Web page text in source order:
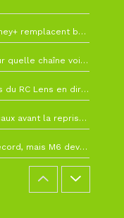
La Liga change de diffuseur : DAZN et Disney+ remplacent beIN Sports !
RC Lens – Villarreal : à quelle heure et sur quelle chaîne voir la finale de la Como Cup ?
Como Cup : comment regarder les matchs du RC Lens en direct ?
Ligue 1+ diffusera plus de 30 matchs amicaux avant la reprise de la Ligue 1
Coupe du monde 2026 : des audiences record, mais M6 devrait perdre très gros !